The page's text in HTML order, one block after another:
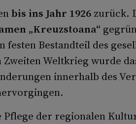
bis ins Jahr 1926zurück.
„Kreuzstoana“
festen Bestandteil des
Weltkrieg wurde
innerhalb des
der regionalen